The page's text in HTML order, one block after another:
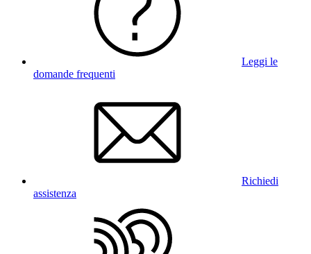
Leggi le
domande frequenti
Richiedi
assistenza